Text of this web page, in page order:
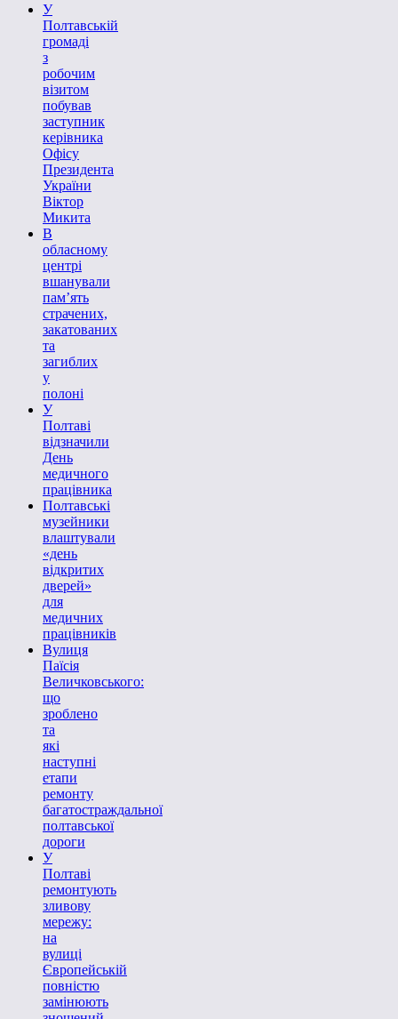
У
Полтавській
громаді
з
робочим
візитом
побував
заступник
керівника
Офісу
Президента
України
Віктор
Микита
В
обласному
центрі
вшанували
пам’ять
страчених,
закатованих
та
загиблих
у
полоні
У
Полтаві
відзначили
День
медичного
працівника
Полтавські
музейники
влаштували
«день
відкритих
дверей»
для
медичних
працівників
Вулиця
Паїсія
Величковського:
що
зроблено
та
які
наступні
етапи
ремонту
багатостраждальної
полтавської
дороги
У
Полтаві
ремонтують
зливову
мережу:
на
вулиці
Європейській
повністю
замінюють